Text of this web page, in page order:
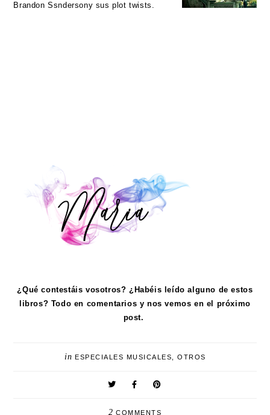
Brandon Ssndersony sus plot twists.
¿Qué contestáis vosotros? ¿Habéis leído alguno de estos
libros? Todo en comentarios y nos vemos en el próximo
post.
in ESPECIALES MUSICALES, OTROS
2 COMMENTS